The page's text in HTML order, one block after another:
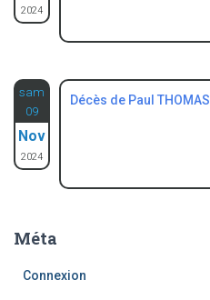
2024
sam
09
Nov
2024
Décès de Paul THOMAS
Méta
Connexion